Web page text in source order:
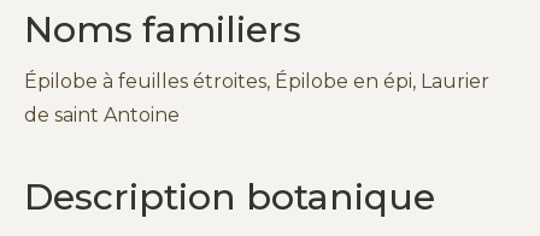
Noms familiers
Épilobe à feuilles étroites, Épilobe en épi, Laurier
de saint Antoine
Description botanique